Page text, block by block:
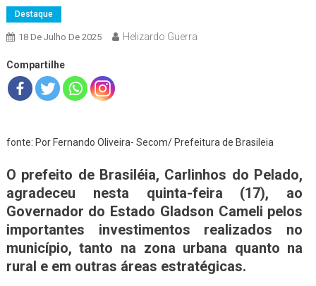
Destaque
18 De Julho De 2025 Helizardo Guerra
Compartilhe
fonte: Por Fernando Oliveira- Secom/ Prefeitura de Brasileia
O prefeito de Brasiléia, Carlinhos do Pelado,
agradeceu nesta quinta-feira (17), ao
Governador do Estado Gladson Cameli pelos
importantes investimentos realizados no
município, tanto na zona urbana quanto na
rural e em outras áreas estratégicas.